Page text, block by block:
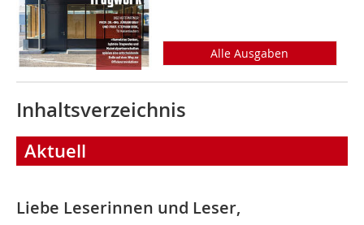
Alle Ausgaben
Inhaltsverzeichnis
Aktuell
Liebe Leserinnen und Leser,